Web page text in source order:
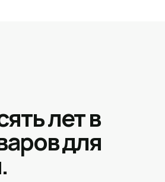
лет в
для